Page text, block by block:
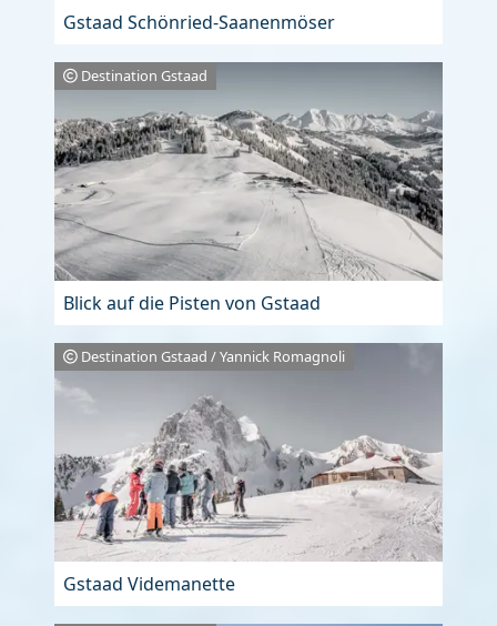
Gstaad Schönried-Saanenmöser
Destination Gstaad
Blick auf die Pisten von Gstaad
Destination Gstaad / Yannick Romagnoli
Gstaad Videmanette